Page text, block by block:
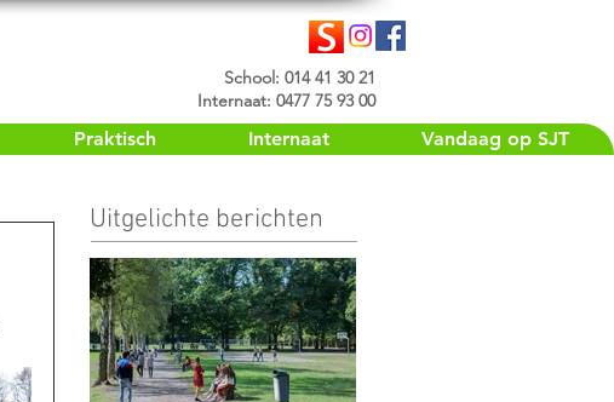
School: 014 41 30 21
Internaat: 0477 75 93 00
Praktisch Internaat Vandaag op SJT
Uitgelichte berichten